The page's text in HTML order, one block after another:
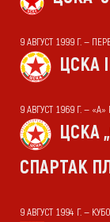
9 АВГУСТ 1999 Г. —
ЦСКА
9 АВГУСТ 1969 Г. —
ЦСКА
СПАРТАК
9 АВГУСТ 1994 Г. —